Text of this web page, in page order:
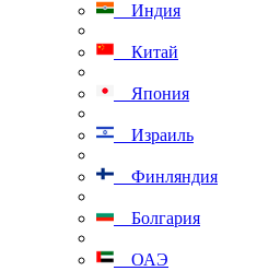
Индия
Китай
Япония
Израиль
Финляндия
Болгария
ОАЭ